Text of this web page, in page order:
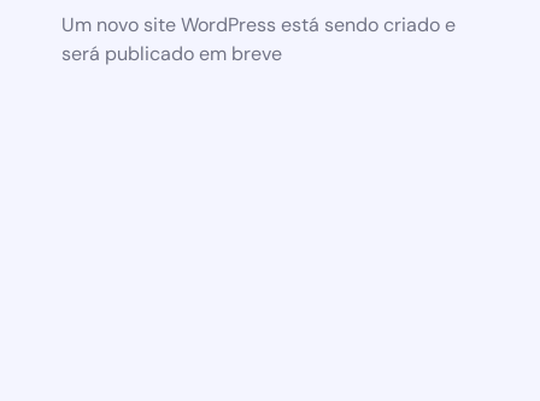
Um novo site WordPress está sendo criado e
será publicado em breve